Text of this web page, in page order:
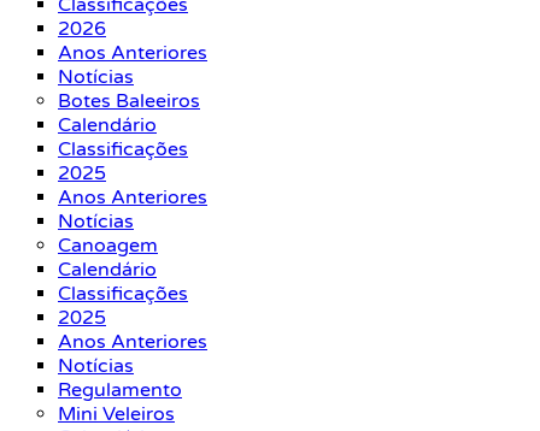
Classificações
2026
Anos Anteriores
Notícias
Botes Baleeiros
Calendário
Classificações
2025
Anos Anteriores
Notícias
Canoagem
Calendário
Classificações
2025
Anos Anteriores
Notícias
Regulamento
Mini Veleiros